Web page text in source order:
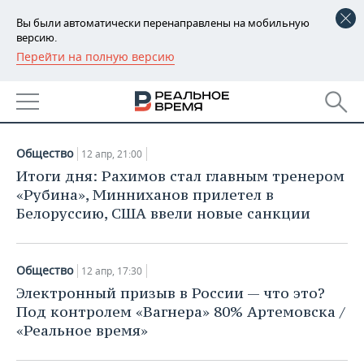
Вы были автоматически перенаправлены на мобильную
версию.
Перейти на полную версию
РЕГИОНЫ
БАШКОРТОСТАН
УДМУРТИЯ
НОВОСТИ
НОВОСТИ АНАЛИТИКИ
ДЕКЛАРАЦИИ О ДОХОДАХ
КОРОЛИ ГОСЗАКАЗА ПФО
ВУЗЫ ТАТАРСТАНА
КОМУ ПРИНАДЛЕЖАТ
ТОРГОВЫЕ ЦЕНТРЫ
ЭКОНОМИКА
НОВОСТИ ЭКОНОМИКИ
ФИНАНСЫ
БЮДЖЕТ
ИНВЕСТИЦИИ
ПРОМЫШЛЕННОСТЬ
НОВОСТИ
АГРОПРОМ
МАШИНОСТРОЕНИЕ
НЕДВИЖИМОСТЬ
НОВОСТИ НЕДВИЖИМОСТИ
НОВОСТИ АВТО
БИЗНЕС
НОВОСТИ БИЗНЕСА
ТЕХНОЛОГИИ
12.04.2023
Общество 12 апр, 21:00
Итоги дня: Рахимов стал главным тренером
«Рубина», Минниханов прилетел в
Белоруссию, США ввели новые санкции
Общество 12 апр, 17:30
Электронный призыв в России — что это?
Под контролем «Вагнера» 80% Артемовска /
«Реальное время»